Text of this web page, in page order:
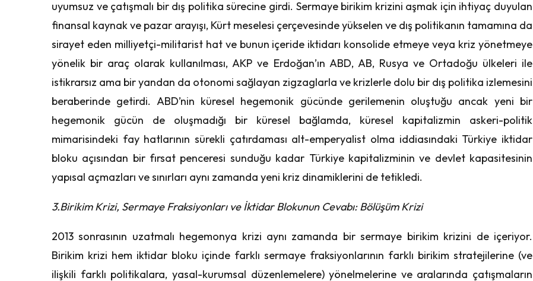
uyumsuz ve çatışmalı bir dış politika sürecine girdi. Sermaye birikim krizini aşmak için ihtiyaç duyulan
finansal kaynak ve pazar arayışı, Kürt meselesi çerçevesinde yükselen ve dış politikanın tamamına da
sirayet eden milliyetçi-militarist hat ve bunun içeride iktidarı konsolide etmeye veya kriz yönetmeye
yönelik bir araç olarak kullanılması, AKP ve Erdoğan’ın ABD, AB, Rusya ve Ortadoğu ülkeleri ile
istikrarsız ama bir yandan da otonomi sağlayan zigzaglarla ve krizlerle dolu bir dış politika izlemesini
beraberinde getirdi. ABD’nin küresel hegemonik gücünde gerilemenin oluştuğu ancak yeni bir
hegemonik gücün de oluşmadığı bir küresel bağlamda, küresel kapitalizmin askeri-politik
mimarisindeki fay hatlarının sürekli çatırdaması alt-emperyalist olma iddiasındaki Türkiye iktidar
bloku açısından bir fırsat penceresi sunduğu kadar Türkiye kapitalizminin ve devlet kapasitesinin
yapısal açmazları ve sınırları aynı zamanda yeni kriz dinamiklerini de tetikledi.
3.Birikim Krizi, Sermaye Fraksiyonları ve İktidar Blokunun Cevabı: Bölüşüm Krizi
2013 sonrasının uzatmalı hegemonya krizi aynı zamanda bir sermaye birikim krizini de içeriyor.
Birikim krizi hem iktidar bloku içinde farklı sermaye fraksiyonlarının farklı birikim stratejilerine (ve
ilişkili farklı politikalara, yasal-kurumsal düzenlemelere) yönelmelerine ve aralarında çatışmaların